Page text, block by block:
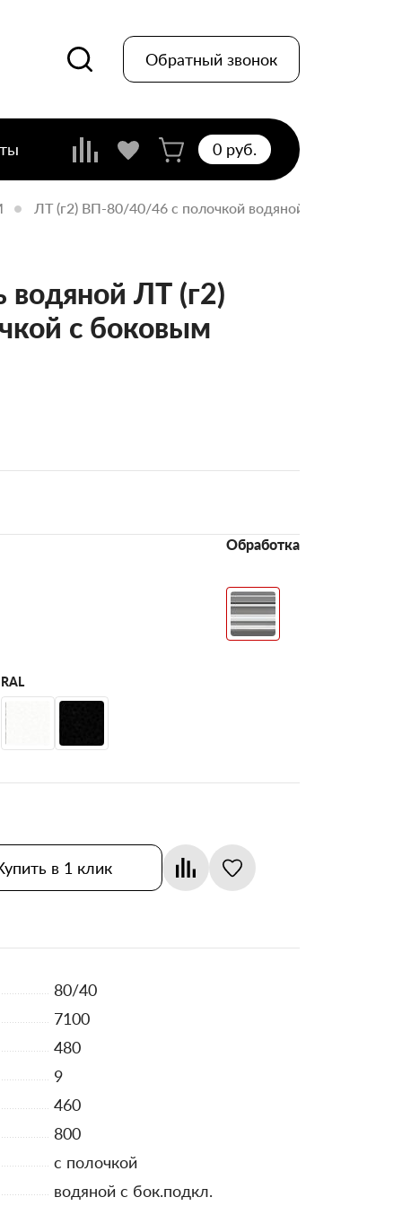
Обратный звонок
0 pуб.
ЛТ (г2) ВП-80/40/46 с полочкой водяной с боковым
ЛТ (г2)
с боковым
Обработка
RAL
в 1 клик
80/40
7100
480
9
460
800
с полочкой
водяной с бок.подкл.